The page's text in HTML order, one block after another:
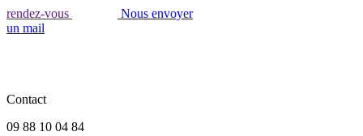
rendez-vous
Nous envoyer
un mail
Contact
09 88 10 04 84